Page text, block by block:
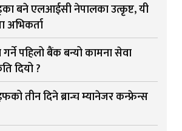
बने एलआईसी नेपालका उत्कृष्ट, यी
अभिकर्ता
पहिलो बैंक बन्यो कामना सेवा
दियो ?
तीन दिने ब्रान्च म्यानेजर कन्फ्रेन्स